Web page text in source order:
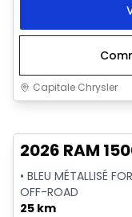
Capitale Chrysler
2026 RAM
• BLEU MÉTALLISÉ
OFF-ROAD
25 km